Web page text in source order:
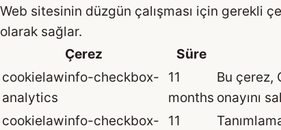
Web sitesinin düzgün çalışması için gerekli
olarak sağlar.
Çerez
Süre
cookielawinfo-checkbox-
analytics
11
months
Bu çerez,
onayını
cookielawinfo-checkbox-
11